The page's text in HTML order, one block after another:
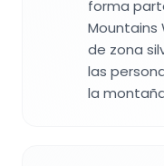
forma
Mountains
de zona
las
la